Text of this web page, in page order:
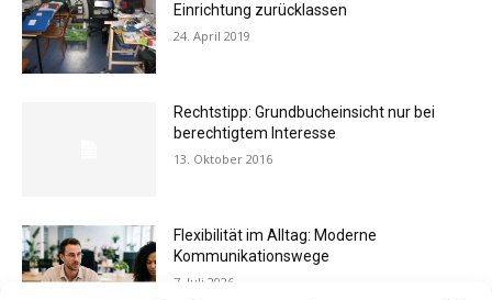
Einrichtung zurücklassen
24. April 2019
Rechtstipp: Grundbucheinsicht nur bei
berechtigtem Interesse
13. Oktober 2016
Flexibilität im Alltag: Moderne
Kommunikationswege
7. Juli 2026